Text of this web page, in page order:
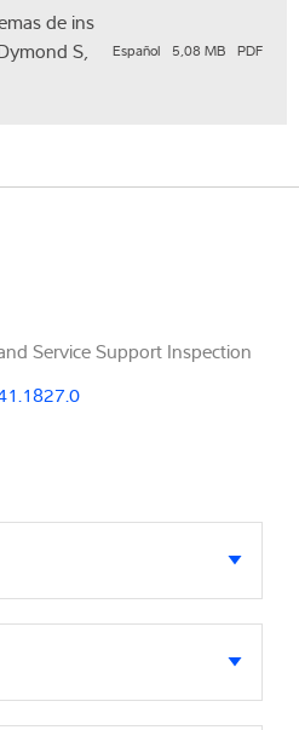
de ins
S,
Español 5,08 MB PDF
Service Support Inspection